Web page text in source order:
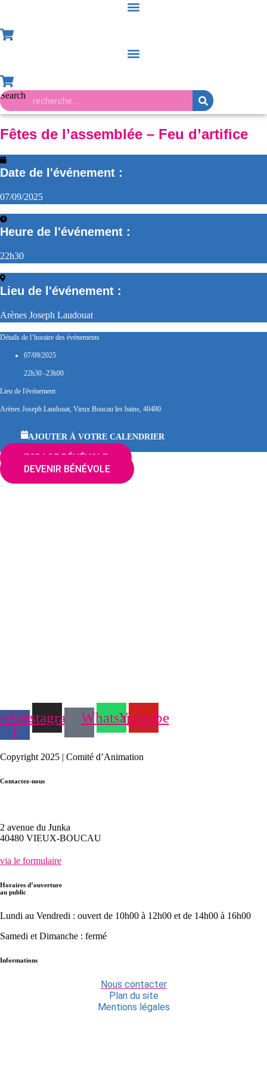
Search
Fêtes de l’assemblée – Feu d’artifice
Date de l'événement :
07/09/2025
Heure de l'événement :
22h30
Lieu de l'événement :
Arènes Joseph Laudouat
Détails de l’horaire des événements
07/09/2025
22h30 -23h00
Lieu de l'événement
Arènes Joseph Laudouat, Vieux Boucau les bains, 40480
AJOUTER À VOTRE CALENDRIER
ESPACE BÉNÉVOLE
DEVENIR BÉNÉVOLE
f
Instagram WhatsappYoutube
Copyright 2025 | Comité d’Animation
Contactez-nous
2 avenue du Junka
40480 VIEUX-BOUCAU
via le formulaire
Horaires d’ouverture
au public
Lundi au Vendredi : ouvert de 10h00 à 12h00 et de 14h00 à 16h00
Samedi et Dimanche : fermé
Informations
Nous contacter
Plan du site
Mentions légales